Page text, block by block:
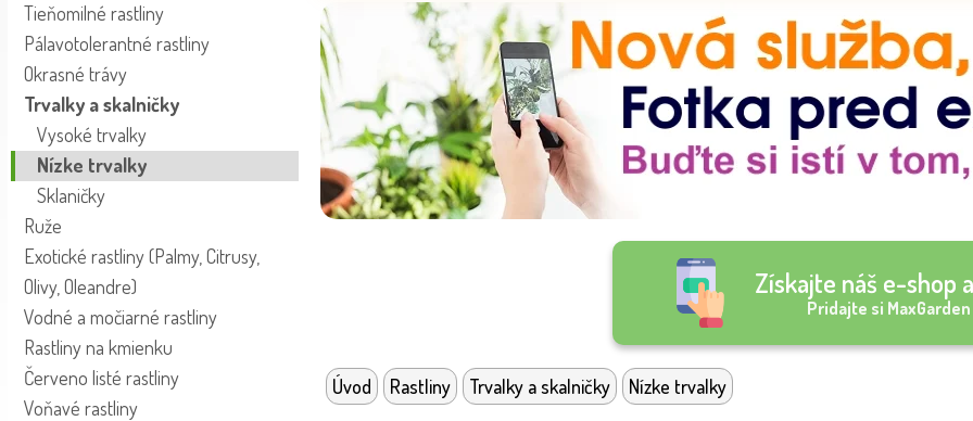
Tieňomilné rastliny
Pálavotolerantné rastliny
Okrasné trávy
Trvalky a skalničky
Vysoké trvalky
Nízke trvalky
Sklaničky
Ruže
Exotické rastliny (Palmy, Citrusy,
Olivy, Oleandre)
Vodné a močiarné rastliny
Rastliny na kmienku
Červeno listé rastliny
Voňavé rastliny
Získajte náš e-shop
Pridajte si
Úvod Rastliny Trvalky a skalničky Nízke trvalky